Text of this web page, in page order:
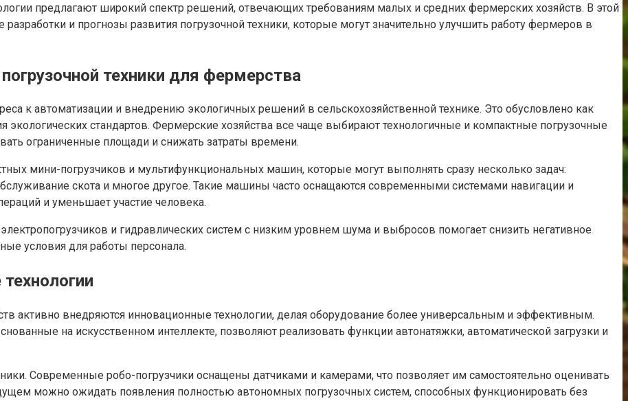
предлагают широкий спектр решений, отвечающих требованиям малых и средних фермерских хозяйств. В этой
и прогнозы развития погрузочной техники, которые могут значительно улучшить работу фермеров в
техники для фермерства
к автоматизации и внедрению экологичных решений в сельскохозяйственной технике. Это обусловлено как
стандартов. Фермерские хозяйства все чаще выбирают технологичные и компактные погрузочные
ограниченные площади и снижать затраты времени.
мини-погрузчиков и мультифункциональных машин, которые могут выполнять сразу несколько задач:
скота и многое другое. Такие машины часто оснащаются современными системами навигации и
и уменьшает участие человека.
и гидравлических систем с низким уровнем шума и выбросов помогает снизить негативное
условия для работы персонала.
активно внедряются инновационные технологии, делая оборудование более универсальным и эффективным.
на искусственном интеллекте, позволяют реализовать функции автонатяжки, автоматической загрузки и
Современные робо-погрузчики оснащены датчиками и камерами, что позволяет им самостоятельно оценивать
можно ожидать появления полностью автономных погрузочных систем, способных функционировать без